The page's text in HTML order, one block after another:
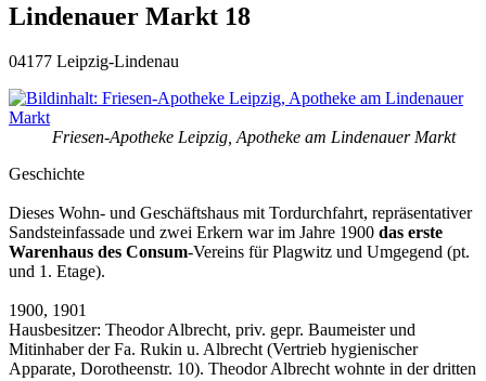
Lindenauer Markt 18
04177 Leipzig-Lindenau
Friesen-Apotheke Leipzig, Apotheke am Lindenauer Markt
Geschichte
Dieses Wohn- und Geschäftshaus mit Tordurchfahrt, repräsentativer
Sandsteinfassade und zwei Erkern war im Jahre 1900 das erste
Warenhaus des Consum-Vereins für Plagwitz und Umgegend (pt.
und 1. Etage).
1900, 1901
Hausbesitzer: Theodor Albrecht, priv. gepr. Baumeister und
Mitinhaber der Fa. Rukin u. Albrecht (Vertrieb hygienischer
Apparate, Dorotheenstr. 10). Theodor Albrecht wohnte in der dritten